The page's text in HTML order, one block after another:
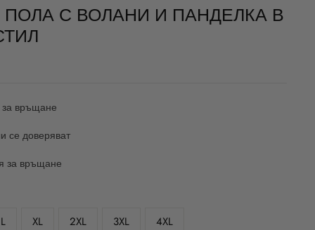
С ВОЛАНИ И ПАНДЕЛКА В
връщане
се доверяват
за връщане
L XL 2XL 3XL 4XL